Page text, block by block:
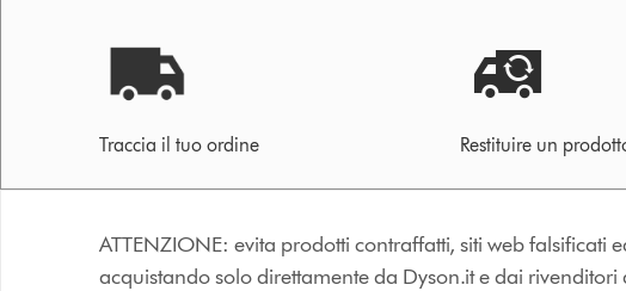
Traccia il tuo ordine Restituire un
ATTENZIONE: evita prodotti contraffatti, siti web falsificati
acquistando solo direttamente da Dyson.it e dai rivenditori